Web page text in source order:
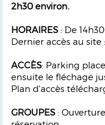
2h30 environ.
HORAIRES: De 14h30
Dernier accès au site
ACCÈS: Parking
ensuite le ﬂéchage
Plan d'accès
GROUPES :